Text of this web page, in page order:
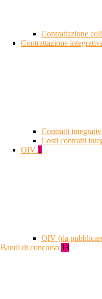
Contrattazione
Contrattazione
Contratti
Costi contratti
OIV 1
OIV (da
Bandi di concorso 13